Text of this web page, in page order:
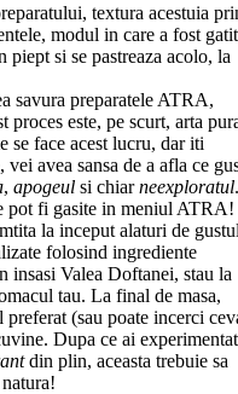
textura acestuia
modul in care a fost
piept si se pastreaza acolo, la
savura preparatele ATRA,
proces este, pe scurt, arta
se face acest lucru, dar iti
avea sansa de a afla ce
, apogeul si chiarneexploratul.
pot fi gasite in meniul ATRA!
la inceput alaturi de
folosind ingrediente
insasi Valea Doftanei, stau la
tau. La final de masa,
(sau poate incerci
Dupa ce ai experimentat
din plin, aceasta trebuie sa